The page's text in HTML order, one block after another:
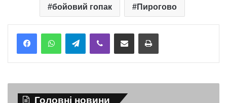
бойовий гопак Пирогово
TelegramViber Надіслати електронною поштоюНадрукувати
Головні новини